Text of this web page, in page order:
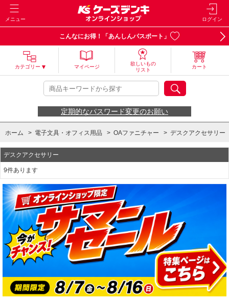
メニュー ログイン
こんなにお得！「あんしんパスポート」
カテゴリー マイページ
欲しいもの
リスト
カート
定期的なパスワード変更のお願い
ホーム > 電子文具・オフィス用品 > OAファニチャー > デスクアクセサリー
デスクアクセサリー
9件あります